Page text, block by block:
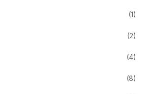
(1)
(2)
(4)
(8)